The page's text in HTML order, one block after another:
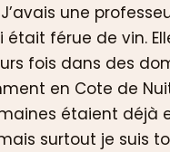
une
férue de vin.
fois dans des
en Cote de
étaient déjà
surtout je suis